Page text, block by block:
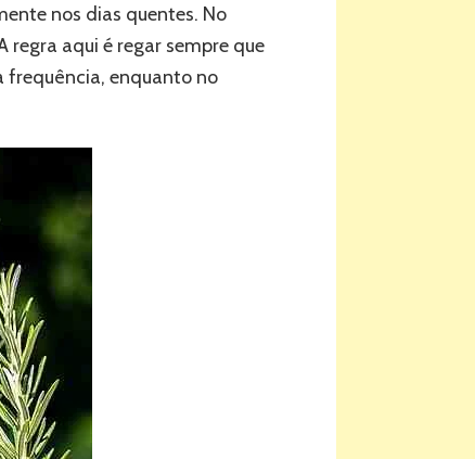
nos dias quentes. No
aqui é regar sempre que
frequência, enquanto no